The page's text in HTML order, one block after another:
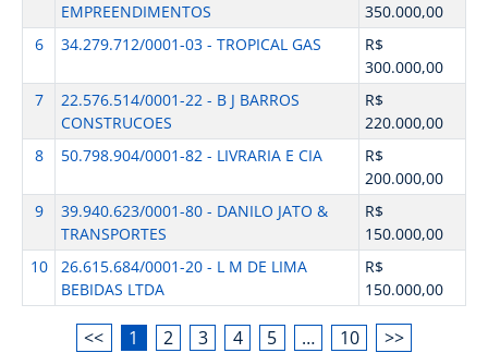
EMPREENDIMENTOS
350.000,00
6
34.279.712/0001-03 - TROPICAL GAS
R$
300.000,00
7
22.576.514/0001-22 - B J BARROS
CONSTRUCOES
R$
220.000,00
8
50.798.904/0001-82 - LIVRARIA E CIA
R$
200.000,00
9
39.940.623/0001-80 - DANILO JATO &
TRANSPORTES
R$
150.000,00
10
26.615.684/0001-20 - L M DE LIMA
BEBIDAS LTDA
R$
150.000,00
<< 1 2 3 4 5 … 10 >>